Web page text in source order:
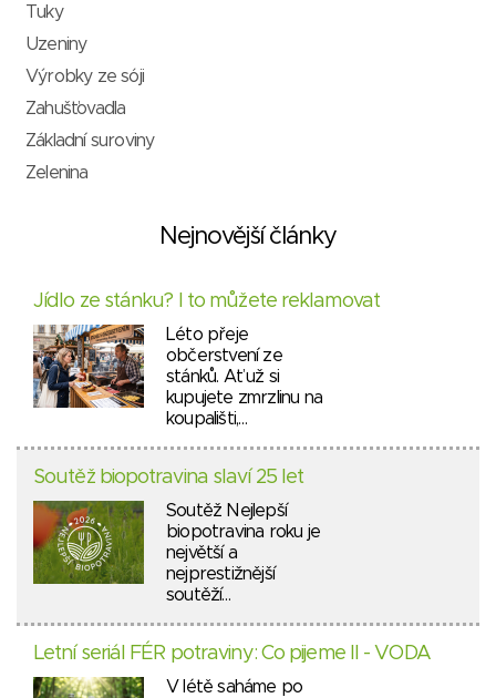
Tuky
Uzeniny
Výrobky ze sóji
Zahušťovadla
Základní suroviny
Zelenina
Nejnovější články
Jídlo ze stánku? I to můžete reklamovat
Léto přeje
občerstvení ze
stánků. Ať už si
kupujete zmrzlinu na
koupališti,…
Soutěž biopotravina slaví 25 let
Soutěž Nejlepší
biopotravina roku je
největší a
nejprestižnější
soutěží…
Letní seriál FÉR potraviny: Co pijeme II - VODA
V létě saháme po